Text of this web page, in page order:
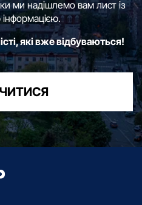
ми надішлемо вам лист із
які вже відбуваються!